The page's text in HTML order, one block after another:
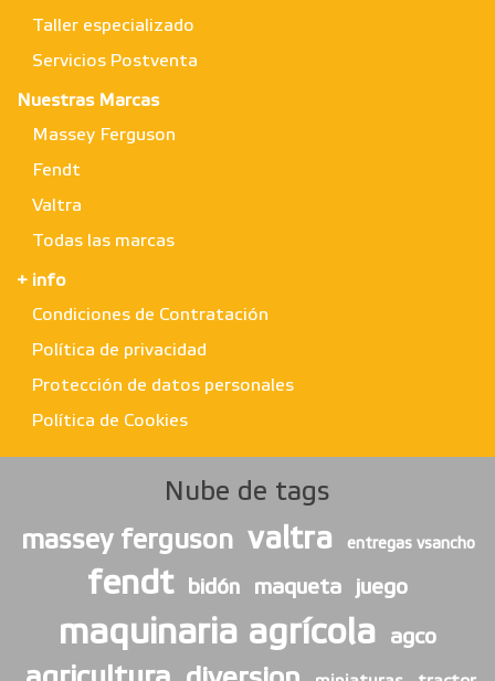
Taller especializado
Servicios Postventa
Nuestras Marcas
Massey Ferguson
Fendt
Valtra
Todas las marcas
+ info
Condiciones de Contratación
Política de privacidad
Protección de datos personales
Política de Cookies
Nube de tags
massey ferguson
valtra entregas vsancho
fendt bidón maqueta juego
maquinaria agrícola agco